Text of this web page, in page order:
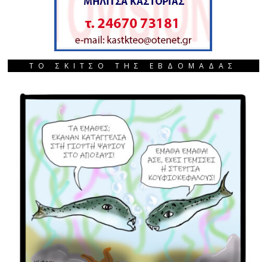
ΤΟ ΣΚΙΤΣΟ ΤΗΣ ΕΒΔΟΜΑΔΑΣ